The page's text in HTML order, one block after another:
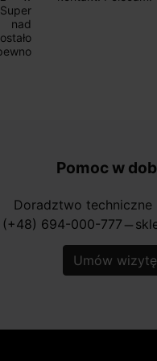
Pomoc w
Doradztwo
(+48) 694-000-777 horizontal_rule
Umów wizytę